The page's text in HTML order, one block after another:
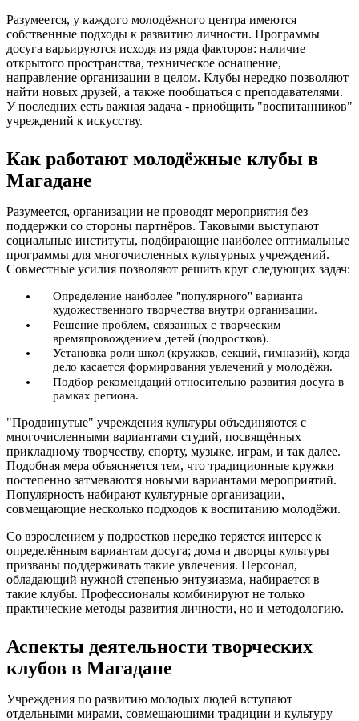
Разумеется, у каждого молодёжного центра имеются
собственные подходы к развитию личности. Программы
досуга варьируются исходя из ряда факторов: наличие
открытого пространства, техническое оснащение,
направление организации в целом. Клубы нередко позволяют
найти новых друзей, а также пообщаться с преподавателями.
У последних есть важная задача - приобщить "воспитанников"
учреждений к искусству.
Как работают молодёжные клубы в
Магадане
Разумеется, организации не проводят мероприятия без
поддержки со стороны партнёров. Таковыми выступают
социальные институты, подбирающие наиболее оптимальные
программы для многочисленных культурных учреждений.
Совместные усилия позволяют решить круг следующих задач:
Определение наиболее "популярного" варианта
художественного творчества внутри организации.
Решение проблем, связанных с творческим
времяпровождением детей (подростков).
Установка роли школ (кружков, секций, гимназий), когда
дело касается формирования увлечений у молодёжи.
Подбор рекомендаций относительно развития досуга в
рамках региона.
"Продвинутые" учреждения культуры объединяются с
многочисленными вариантами студий, посвящённых
прикладному творчеству, спорту, музыке, играм, и так далее.
Подобная мера объясняется тем, что традиционные кружки
постепенно затмеваются новыми вариантами мероприятий.
Популярность набирают культурные организации,
совмещающие несколько подходов к воспитанию молодёжи.
Со взрослением у подростков нередко теряется интерес к
определённым вариантам досуга; дома и дворцы культуры
призваны поддерживать такие увлечения. Персонал,
обладающий нужной степенью энтузиазма, набирается в
такие клубы. Профессионалы комбинируют не только
практические методы развития личности, но и методологию.
Аспекты деятельности творческих
клубов в Магадане
Учреждения по развитию молодых людей вступают
отдельными мирами, совмещающими традиции и культуру